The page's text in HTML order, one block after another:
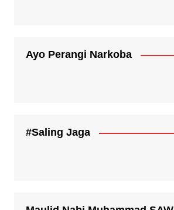
Ayo Perangi Narkoba
#Saling Jaga